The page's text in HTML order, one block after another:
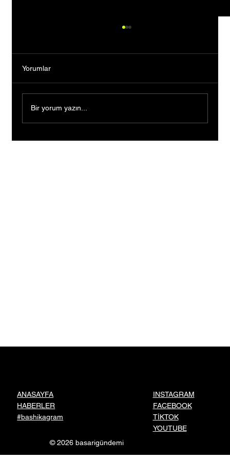
Yorumlar
Bir yorum yazın...
ANASAYFA
HABERLER
#bashikagram
INSTAGRAM
FACEBOOK
TİKTOK
YOUTUBE
© 2026 basarigündemi